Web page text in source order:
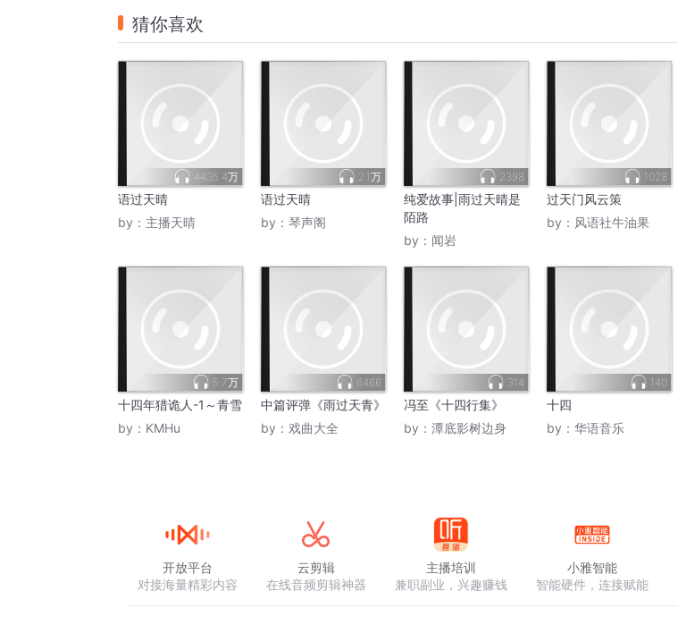
猜你喜欢
4435.4万
语过天晴
by： 主播天晴
2.1万
语过天晴
by： 琴声阁
2398
纯爱故事|雨过天晴是
陌路
by： 闻岩
1028
过天门风云策
by： 风语社牛油果
5.7万
十四年猎诡人-1～青雪
by： KMHu
8466
中篇评弹《雨过天青》
by： 戏曲大全
314
冯至《十四行集》
by： 潭底影树边身
140
十四
by： 华语音乐
开放平台
对接海量精彩内容
云剪辑
在线音频剪辑神器
主播培训
兼职副业，兴趣赚钱
小雅智能
智能硬件，连接赋能